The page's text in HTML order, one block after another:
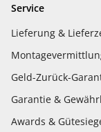
Service
Lieferung &
Geld-Zurück-
Garantie &
Awards &